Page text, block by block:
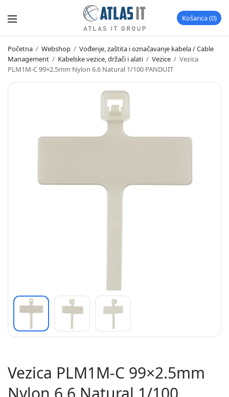
Košarica 0
Početna / Webshop / Vođenje, zaštita i označavanje kabela / Cable
Management / Kabelske vezice, držači i alati / Vezice / Vezica
PLM1M-C 99×2.5mm Nylon 6.6 Natural 1/100 PANDUIT
Vezica PLM1M-C 99×2.5mm